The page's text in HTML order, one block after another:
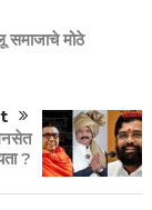
समाजाचे मोठे
?